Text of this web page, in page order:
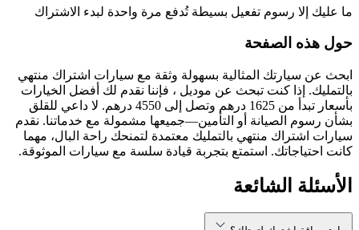
ما عليك إلا رسوم تفعيل بسيطة تُدفع مرة واحدة لبدء الاشتراك
حول هذه الصفحة
ابحث عن سيارتك المثالية بسهولة وثقة مع سيارات اشتراك منتهي
بالتمليك. إذا كنت تبحث عن موديل ، فإننا نقدم لك أفضل الخيارات
بأسعار تبدأ من 1625 درهم وتصل إلى 4550 درهم. لا داعي للقلق
بشأن رسوم الصيانة أو التأمين—جميعها مشمولة مع خدماتنا. نقدم
سيارات اشتراك منتهي بالتمليك معتمدة لتمنحك راحة البال، مهما
كانت احتياجاتك. استمتع بتجربة قيادة سلسة مع سيارات الموثوقة.
الأسئلة الشائعة